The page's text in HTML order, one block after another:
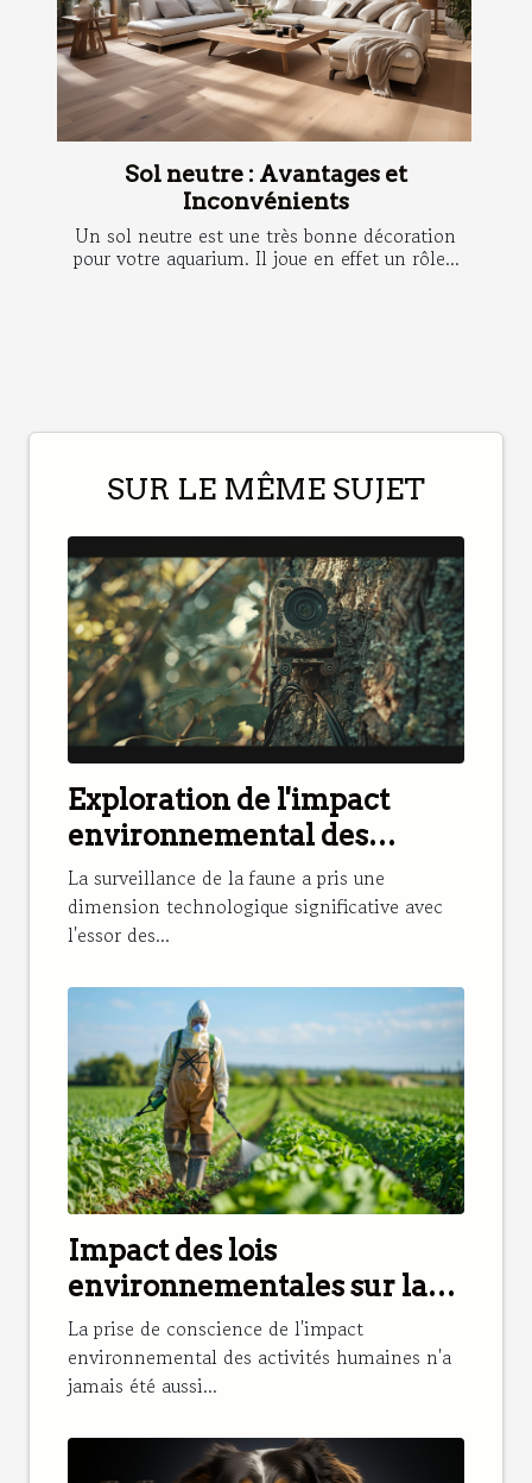
Sol neutre : Avantages et
Inconvénients
Un sol neutre est une très bonne décoration
pour votre aquarium. Il joue en effet un rôle...
SUR LE MÊME SUJET
Exploration de l'impact
environnemental des
caméras de chasse
La surveillance de la faune a pris une
dimension technologique significative avec
l'essor des...
Impact des lois
environnementales sur la
réduction des pesticides
La prise de conscience de l'impact
environnemental des activités humaines n'a
jamais été aussi...